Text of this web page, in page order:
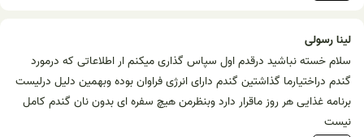
لینا رسولی
سلام خسته نباشید درقدم اول سپاس گذاری میکنم ار اطلاعاتی که درمورد
گندم دراختیارما گذاشتین گندم دارای انرژی فراوان بوده وبهمین دلیل درلیست
برنامه غذایی هر روز ماقرار دارد وبنظرمن هیچ سفره ای بدون نان گندم کامل
نیست